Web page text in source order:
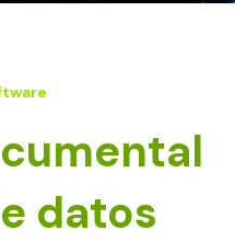
datos